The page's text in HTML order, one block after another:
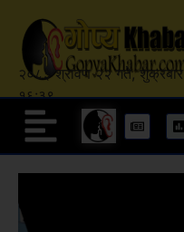
२०८३ श्रावण २२ गते, शुक्रबार
१६:३९